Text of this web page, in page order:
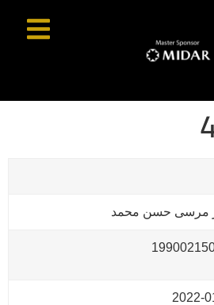
مرسى حسن محمد
2022-